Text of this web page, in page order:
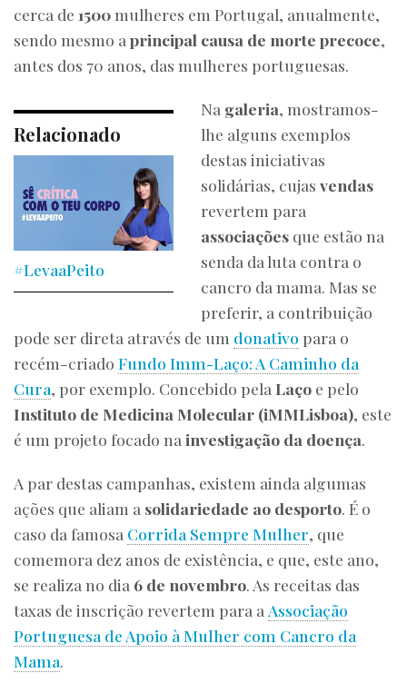
cerca de 1500mulheres em Portugal, anualmente,
sendo mesmo a principal causa de morte precoce
antes dos 70 anos, das mulheres portuguesas.
Relacionado
#LevaaPeito
Na galeria , mostramos-
lhe alguns exemplos
destas iniciativas
solidárias, cujas vendas
revertem para
associaçõesque estão na
senda da luta contra o
cancro da mama. Mas se
preferir, a contribuição
pode ser direta através de um donativo para o
recém-criado Fundo Imm-Laço: A Caminho da
Cura , por exemplo. Concebido pela Laço e pelo
Instituto de Medicina Molecular (iMMLisboa) , este
é um projeto focado na investigação da doença
A par destas campanhas, existem ainda algumas
ações que aliam a solidariedade ao desporto . É o
caso da famosa Corrida Sempre Mulher , que
comemora dez anos de existência, e que, este ano,
se realiza no dia 6 de novembro . As receitas das
taxas de inscrição revertem para a Associação
Portuguesa de Apoio à Mulher com Cancro da
Mama